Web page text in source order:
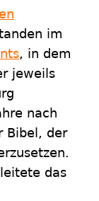
im
, in dem
jeweils
nach
Bibel, der
das